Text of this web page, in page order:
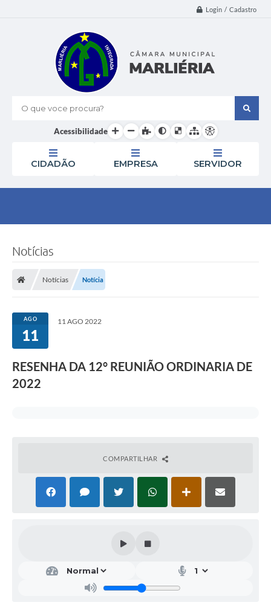
Login / Cadastro
O que voce procura?
Acessibilidade
CIDADÃO EMPRESA SERVIDOR
Notícias
Notícias Notícia
AGO
11
11 AGO 2022
RESENHA DA 12° REUNIÃO ORDINARIA DE
2022
COMPARTILHAR